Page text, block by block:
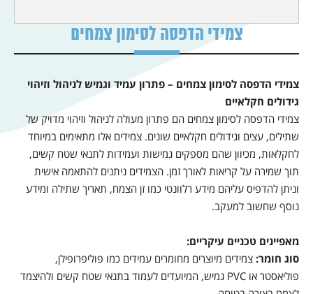
צמידי הדפסה לסימון צמחים
צמידי הדפסה לסימון צמחים – פתרון עמיד וגמיש לניהול וזיהוי
גידולים חקלאיים
צמידי הדפסה לסימון צמחים הם פתרון מעולה לניהול וזיהוי מדויק של
שתילים, עצים וגידולים חקלאיים שונים. צמידים אלו מתאימים במיוחד
לחקלאות, מכיוון שהם מספקים גמישות ועמידות לתנאי שטח קשים,
תוך שמירה על קריאות לאורך זמן. הצמידים ניתנים להתאמה אישית
וניתן להדפיס עליהם מידע רלוונטי כמו זן הצמח, תאריך שתילה ומידע
נוסף שחשוב למעקב.
מאפיינים טכניים עיקריים:
סוג חומר: צמידים מיוצרים מחומרים עמידים כמו פוליפרופילן,
פוליאסטר או PVC גמיש, המיועדים לעמוד בתנאי שטח קשים ולהיצמד